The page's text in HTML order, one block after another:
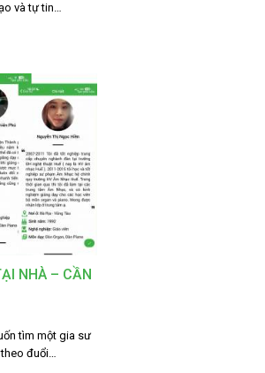
và tự tin…
NHÀ – CẦN
tìm một gia sư
đuổi…